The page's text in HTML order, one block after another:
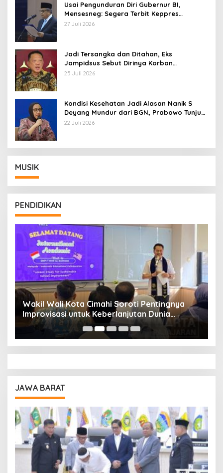
Usai Pengunduran Diri Gubernur BI,
Mensesneg: Segera Terbit Keppres
Pemberhentian dengan Hormat
27 Juli 2026
Jadi Tersangka dan Ditahan, Eks
Jampidsus Sebut Dirinya Korban
Kriminalisasi
25 Juli 2026
Kondisi Kesehatan Jadi Alasan Nanik S
Deyang Mundur dari BGN, Prabowo Tunjuk
Wamentan Sudaryono
22 Juli 2026
MUSIK
PENDIDIKAN
Wakil Wali Kota Cimahi Soroti Pentingnya
Improvisasi untuk Keberlanjutan Dunia
Pendidikan
JAWA BARAT